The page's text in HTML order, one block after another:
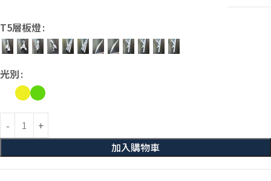
T5層板燈
光別
加入購物車